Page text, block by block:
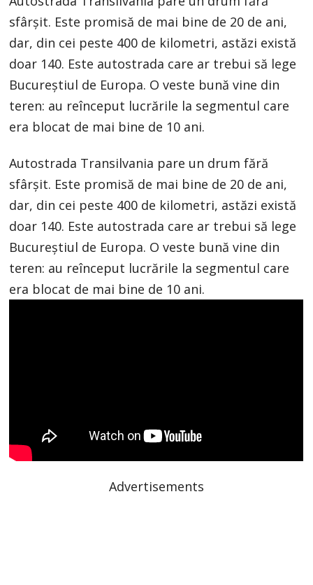
sfârşit. Este promisă de mai bine de 20 de ani,
dar, din cei peste 400 de kilometri, astăzi există
doar 140. Este autostrada care ar trebui să lege
Bucureștiul de Europa. O veste bună vine din
teren: au reînceput lucrările la segmentul care
era blocat de mai bine de 10 ani.
Autostrada Transilvania pare un drum fără
sfârşit. Este promisă de mai bine de 20 de ani,
dar, din cei peste 400 de kilometri, astăzi există
doar 140. Este autostrada care ar trebui să lege
Bucureștiul de Europa. O veste bună vine din
teren: au reînceput lucrările la segmentul care
era blocat de mai bine de 10 ani.
Advertisements